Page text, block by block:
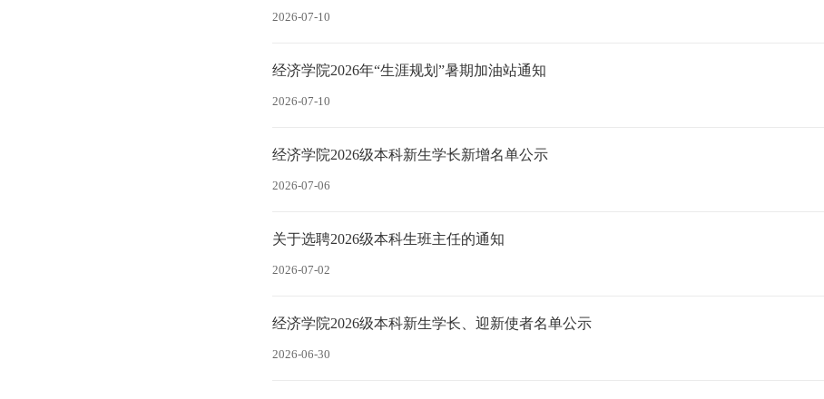
2026-07-10
经济学院2026年“生涯规划”暑期加油站通知
2026-07-10
经济学院2026级本科新生学长新增名单公示
2026-07-06
关于选聘2026级本科生班主任的通知
2026-07-02
经济学院2026级本科新生学长、迎新使者名单公示
2026-06-30